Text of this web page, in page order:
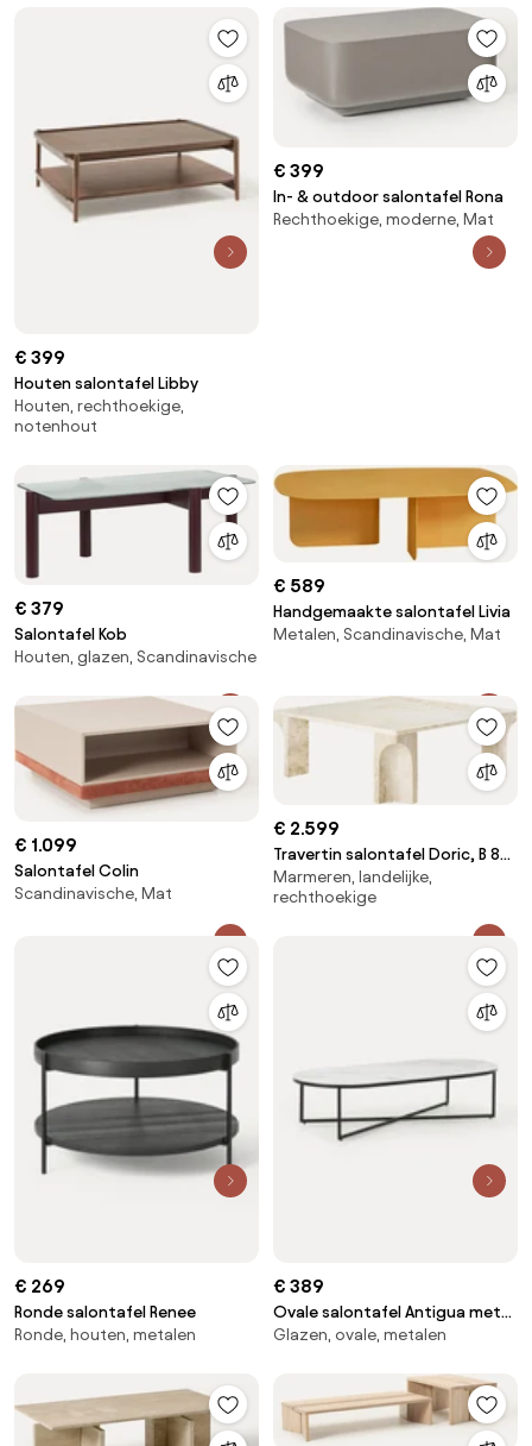
€ 399
Houten salontafel Libby
Houten, rechthoekige,
notenhout
€ 399
In- & outdoor salontafel Rona
Rechthoekige, moderne, Mat
€ 379
Salontafel Kob
Houten, glazen, Scandinavische
€ 589
Handgemaakte salontafel Livia
Metalen, Scandinavische, Mat
€ 1.099
Salontafel Colin
Scandinavische, Mat
€ 2.599
Travertin salontafel Doric, B 80
cm
Marmeren, landelijke,
rechthoekige
€ 269
Ronde salontafel Renee
Ronde, houten, metalen
€ 389
Ovale salontafel Antigua met
glazen tafelblad in marmerlook
Glazen, ovale, metalen